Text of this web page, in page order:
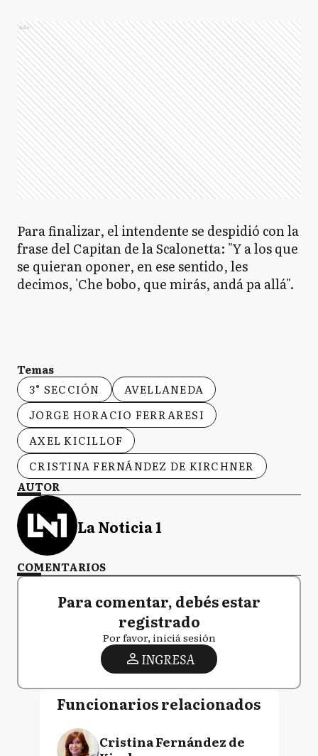
Ads
Para finalizar, el intendente se despidió con la
frase del Capitan de la Scalonetta: "Y a los que
se quieran oponer, en ese sentido, les
decimos, 'Che bobo, que mirás, andá pa allá".
Temas
3° SECCIÓN
AVELLANEDA
JORGE HORACIO FERRARESI
AXEL KICILLOF
CRISTINA FERNÁNDEZ DE KIRCHNER
AUTOR
La Noticia 1
COMENTARIOS
Para comentar, debés estar
registrado
Por favor, iniciá sesión
INGRESA
Funcionarios relacionados
Cristina Fernández de